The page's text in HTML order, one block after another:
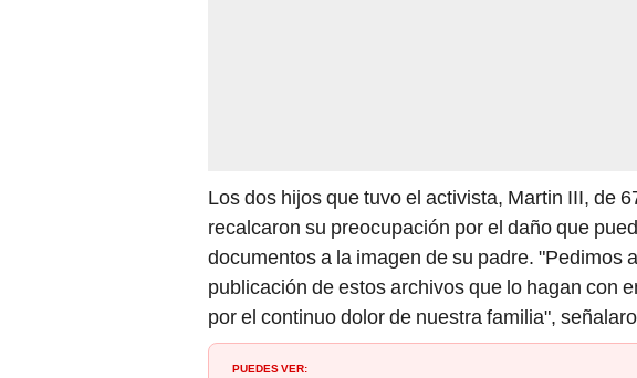
Los dos hijos que tuvo el activista, Martin III, de
recalcaron su preocupación por el daño que
documentos a la imagen de su padre. "Pedimos
publicación de estos archivos que lo hagan con
por el continuo dolor de nuestra familia",
PUEDES VER: